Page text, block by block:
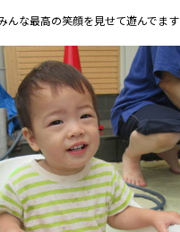
んな最高の笑顔を見せて遊んでます